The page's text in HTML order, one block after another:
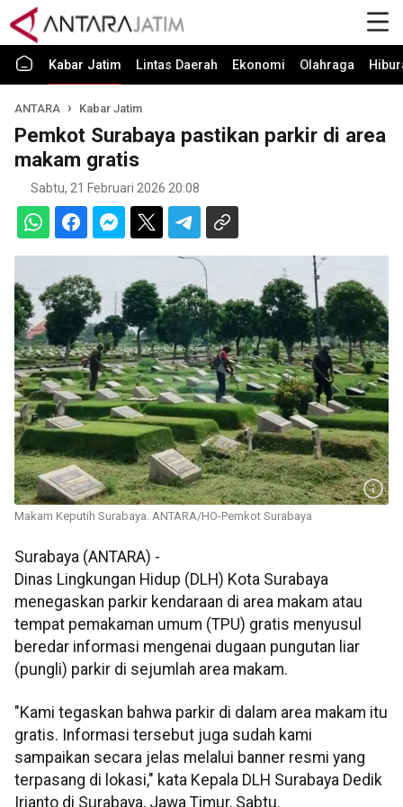
Kabar Jatim Lintas Daerah Ekonomi Olahraga
ANTARA Kabar Jatim
Pemkot Surabaya pastikan parkir di area
makam gratis
Sabtu, 21 Februari 2026 20:08
Makam Keputih Surabaya. ANTARA/HO-Pemkot Surabaya
Surabaya (ANTARA) -
Dinas Lingkungan Hidup (DLH) Kota Surabaya
menegaskan parkir kendaraan di area makam atau
tempat pemakaman umum (TPU) gratis menyusul
beredar informasi mengenai dugaan pungutan liar
(pungli) parkir di sejumlah area makam.
"Kami tegaskan bahwa parkir di dalam area makam itu
gratis. Informasi tersebut juga sudah kami
sampaikan secara jelas melalui banner resmi yang
terpasang di lokasi," kata Kepala DLH Surabaya Dedik
Irianto di Surabaya, Jawa Timur, Sabtu.